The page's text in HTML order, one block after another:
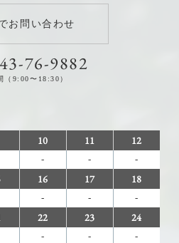
お問い合わせ
76-9882
（9:00〜18:30）
10 11 12
- - -
16 17 18
- - -
22 23 24
- - -